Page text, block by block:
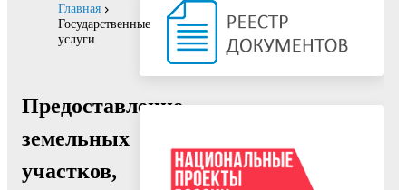
Главная
Государственные
услуги
Предоставление
земельных
участков,